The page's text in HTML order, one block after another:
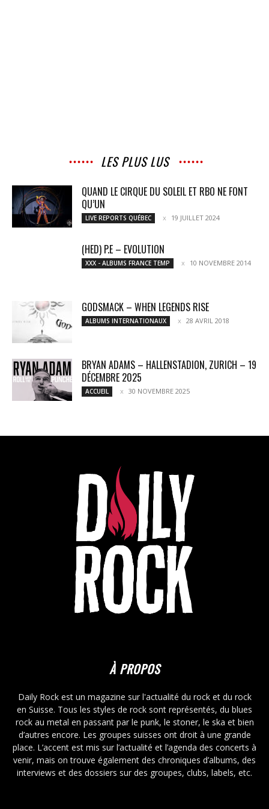
LES PLUS LUS
QUAND LE CIRQUE DU SOLEIL ET RBO NE FONT
QU’UN
LIVE REPORTS QUÉBEC 19 JUILLET 2024
(HED) P.E – EVOLUTION
XXX - ALBUMS FRANCE TEMP 10 NOVEMBRE 2014
GODSMACK – WHEN LEGENDS RISE
ALBUMS INTERNATIONAUX 28 AVRIL 2018
BRYAN ADAMS – HALLENSTADION, ZURICH – 19
DÉCEMBRE 2025
ACCUEIL 30 NOVEMBRE 2025
À PROPOS
Daily Rock est un magazine sur l'actualité du rock et du rock
en Suisse. Tous les styles de rock sont représentés, du blues
rock au metal en passant par le punk, le stoner, le ska et bien
d’autres encore. Les groupes suisses ont droit à une grande
place. L’accent est mis sur l’actualité et l’agenda des concerts à
venir, mais on trouve également des chroniques d’albums, des
interviews et des dossiers sur des groupes, clubs, labels, etc.